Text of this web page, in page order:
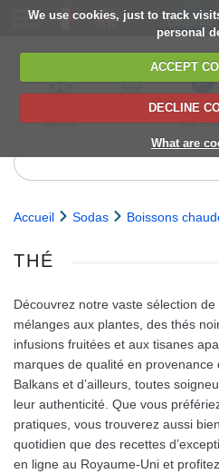
We use cookies, just to track
personal
ACCEPT
DECLINE
What are
delivery
6,000+ products
Direct
from
Accueil Sodas Boissons
THÉ
Découvrez notre vaste sélection
mélanges aux plantes, des thés
infusions fruitées et aux tisanes
marques de qualité en provenance
Balkans et d’ailleurs, toutes
leur authenticité. Que vous
pratiques, vous trouverez aussi
quotidien que des recettes
en ligne au Royaume-Uni et